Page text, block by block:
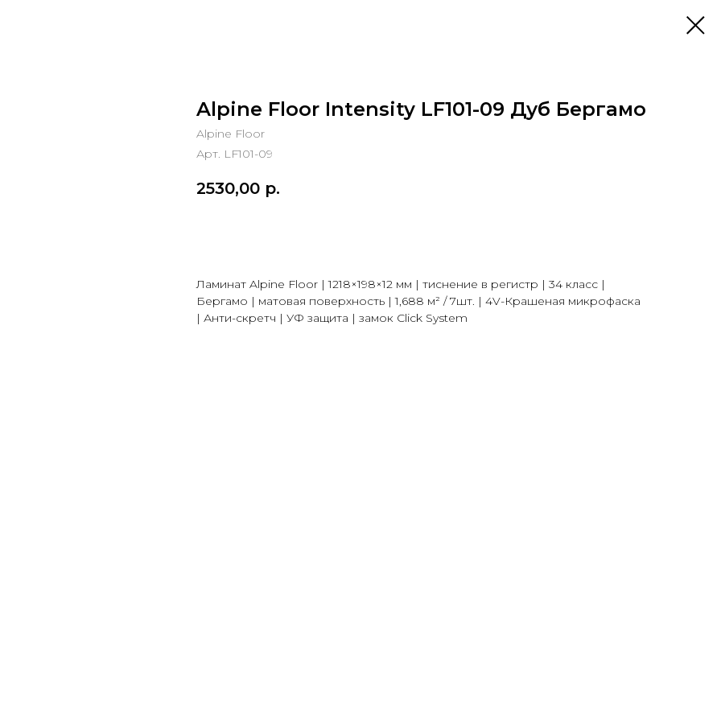
Alpine Floor Intensity LF101-09 Дуб Бергамо
Alpine Floor
Арт. LF101-09
2530,00 р.
Ламинат Alpine Floor | 1218×198×12 мм | тиснение в регистр | 34 класс |
Бергамо | матовая поверхность | 1,688 м² / 7шт. | 4V-Крашеная микрофаска
| Анти-скретч | УФ защита | замок Click System